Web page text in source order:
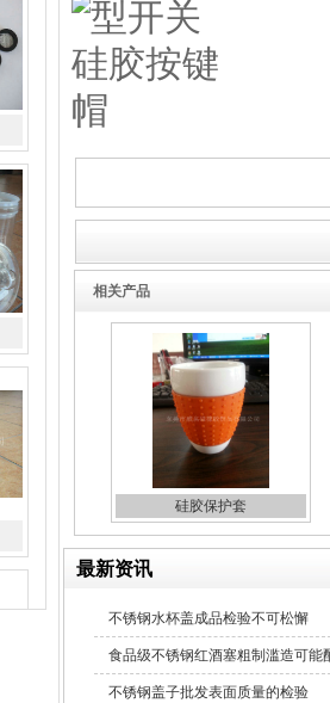
相关产品
硅胶保护套
最新资讯
不锈钢水杯盖成品检验不可松懈
食品级不锈钢红酒塞粗制滥造可能
不锈钢盖子批发表面质量的检验